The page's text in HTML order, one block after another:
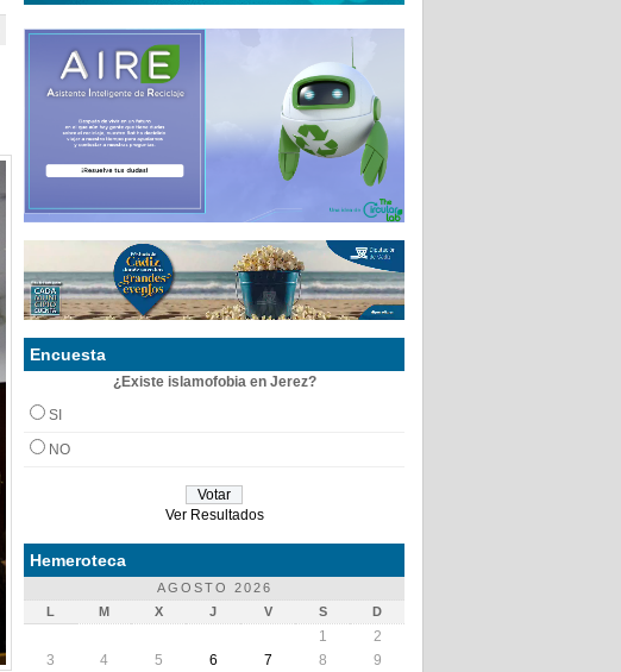
Encuesta
¿Existe islamofobia en Jerez?
SI
NO
Ver Resultados
Hemeroteca
AGOSTO 2026
L
M X J V S D
1
2
3
4 5 6 7 8
9